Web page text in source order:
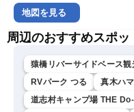
地図を見る
周辺のおすすめスポッ
猿橋リバーサイドベース
RVパーク つる
真木ハ
道志村キャンプ場 THE